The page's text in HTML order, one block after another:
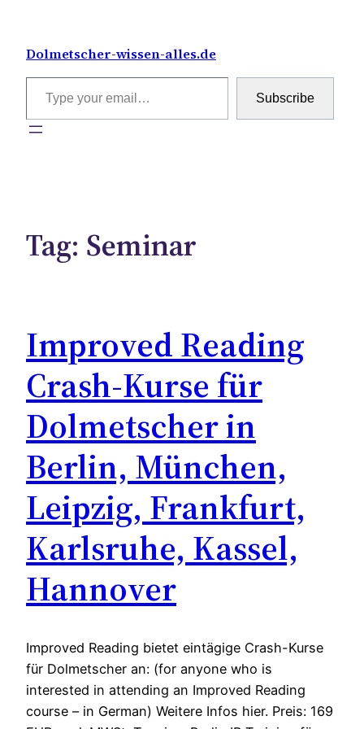
content
Dolmetscher-wissen-alles.de
Type your email…
Subscribe
Tag: Seminar
Improved Reading
Crash-Kurse für
Dolmetscher in
Berlin, München,
Leipzig, Frankfurt,
Karlsruhe, Kassel,
Hannover
Improved Reading bietet eintägige Crash-Kurse
für Dolmetscher an: (for anyone who is
interested in attending an Improved Reading
course – in German) Weitere Infos hier. Preis: 169